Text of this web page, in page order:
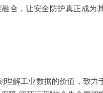
合，让安全防护真正成为
解工业数据的价值，致力